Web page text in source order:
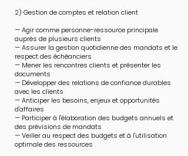
2) Gestion de comptes et relation client
— Agir comme personne-ressource principale
auprès de plusieurs clients
— Assurer la gestion quotidienne des mandats et le
respect des échéanciers
— Mener les rencontres clients et présenter les
documents
— Développer des relations de confiance durables
avec les clients
— Anticiper les besoins, enjeux et opportunités
d'affaires
— Participer à l'élaboration des budgets annuels et
des prévisions de mandats
— Veiller au respect des budgets et à l'utilisation
optimale des ressources